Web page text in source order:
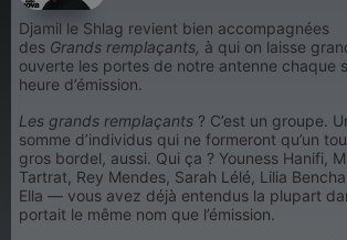
Djamil le Shlag revient bien accompagnées
des Grands remplaçants, à qui on laisse
ouverte les portes de notre antenne chaque
heure d’émission.
Les grands remplaçants ? C’est un groupe.
somme d’individus qui ne formeront qu’un
gros bordel, aussi. Qui ça ? Youness Hanifi,
Tartrat, Rey Mendes, Sarah Lélé, Lilia
Ella — vous avez déjà entendus la plupart
portait le même nom que l’émission.